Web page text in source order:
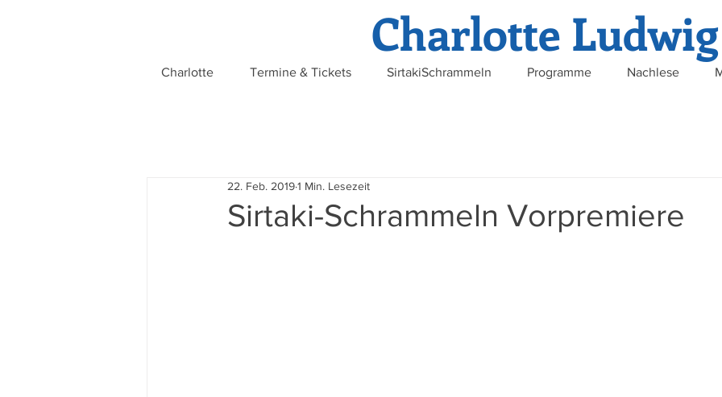
Charlotte Ludwig
Charlotte Termine & Tickets SirtakiSchrammeln Programme Nachlese
Sirtaki-Schrammeln Vorpremiere
22. Feb. 20191 Min. Lesezeit